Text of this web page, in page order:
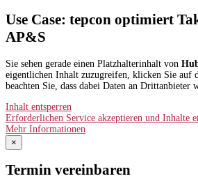
Use Case: tepcon optimiert
AP&S​
Sie sehen gerade einen Platzhalterinhalt von
eigentlichen Inhalt zuzugreifen, klicken Sie auf
beachten Sie, dass dabei Daten an Drittanbieter
Inhalt entsperren
Erforderlichen Service akzeptieren und Inhalte
Mehr Informationen
×
Termin vereinbaren